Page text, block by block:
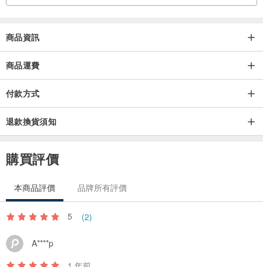
商品資訊
商品運費
付款方式
退款換貨須知
購買評價
本商品評價 品牌所有評價
5 (2)
A****p